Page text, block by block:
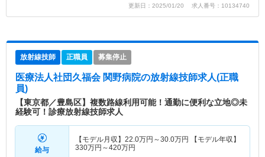
更新日：2025/01/20 求人番号：10134740
放射線技師 正職員 募集停止
医療法人社団久福会 関野病院の放射線技師求人(正職
員)
【東京都／豊島区】複数路線利用可能！通勤に便利な立地◎未
経験可！診療放射線技師求人
給与
【モデル月収】 22.0万円～30.0万円
【モデル年収】
330万円～420万円